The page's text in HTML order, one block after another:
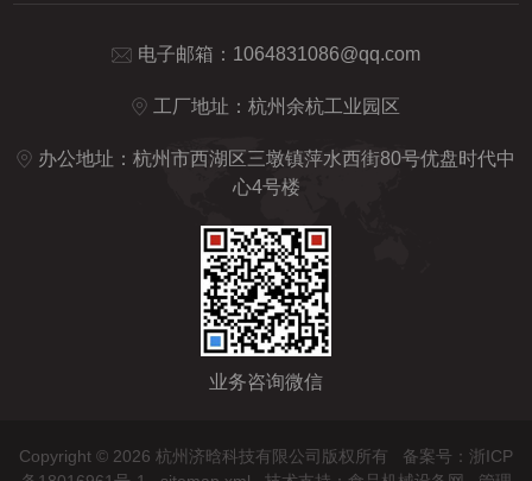
电子邮箱： 1064831086@qq.com
工厂地址：杭州余杭工业园区
办公地址：杭州市西湖区三墩镇萍水西街80号优盘时代中
心4号楼
业务咨询微信
Copyright © 2026 杭州济晗科技有限公司版权所有 备案号：浙ICP